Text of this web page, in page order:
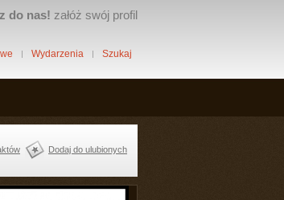
do nas! załóż swój profil
Wydarzenia Szukaj
Dodaj do ulubionych